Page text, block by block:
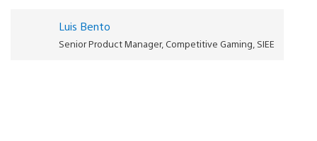
Luis Bento
Senior Product Manager, Competitive Gaming, SIEE